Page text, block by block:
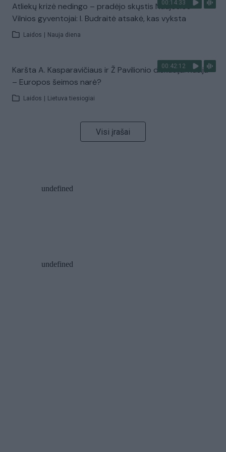
00:14:33
Atliekų krizė nedingo – pradėjo skųstis Naujosios
Vilnios gyventojai: I. Budraitė atsakė, kas vyksta
Laidos Nauja diena
00:42:12
Karšta A. Kasparavičiaus ir Ž Pavilionio diskusija: Rusija
– Europos šeimos narė?
Laidos Lietuva tiesiogiai
Visi įrašai